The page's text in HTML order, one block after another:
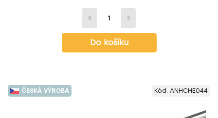
Do košíku
ČESKÁ VÝROBA Kód: ANHCHE044